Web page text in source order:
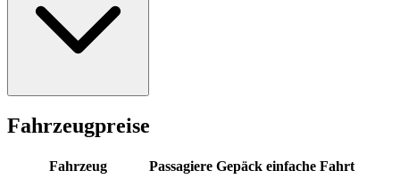
Fahrzeugpreise
Fahrzeug Passagiere Gepäck einfache Fahrt